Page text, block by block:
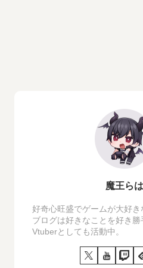
魔王らは
好奇心旺盛でゲームが大好き
ブログは好きなことを好き勝
Vtuberとしても活動中。